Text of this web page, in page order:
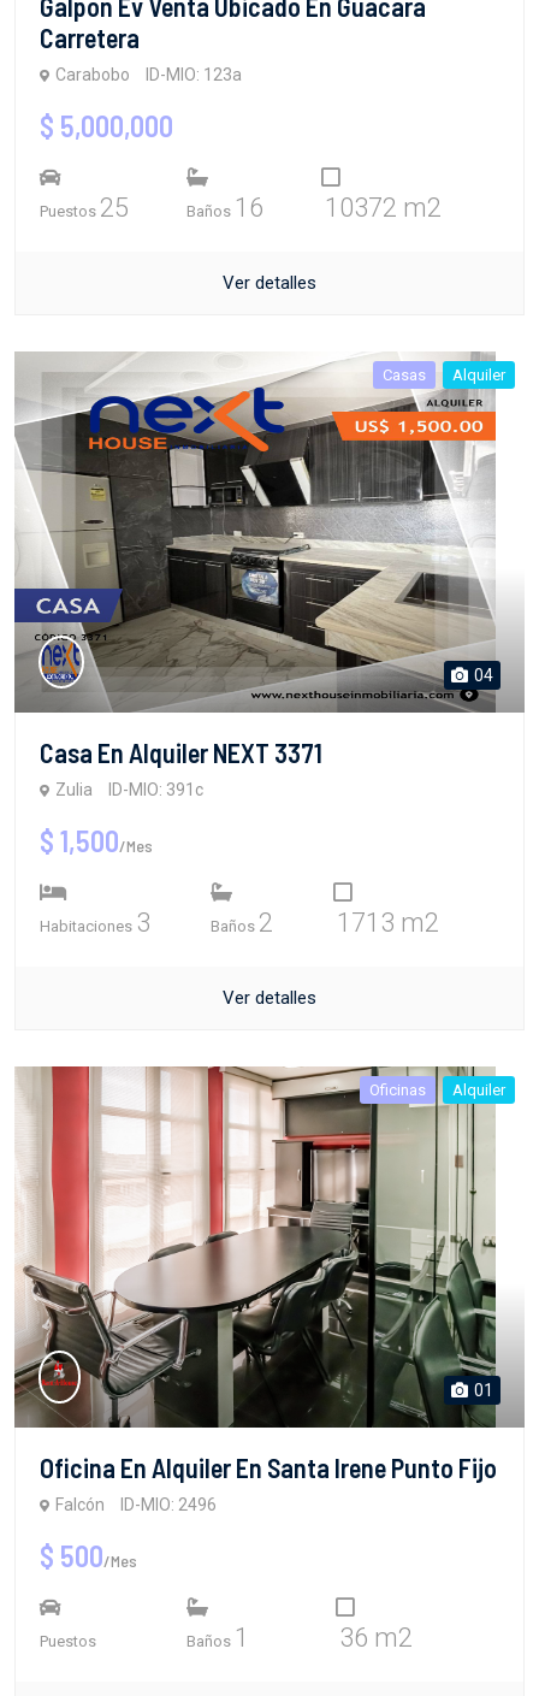
Galpon Ev Venta Ubicado En Guacara
Carretera
Carabobo ID-MIO: 123a
$ 5,000,000
Puestos 25 Baños 16 10372 m2
Ver detalles
Casas Alquiler
04
Casa En Alquiler NEXT 3371
Zulia ID-MIO: 391c
$ 1,500/Mes
Habitaciones 3 Baños 2 1713 m2
Ver detalles
Oficinas Alquiler
01
Oficina En Alquiler En Santa Irene Punto Fijo
Falcón ID-MIO: 2496
$ 500/Mes
Puestos Baños 1 36 m2